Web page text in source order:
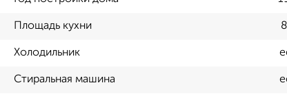
Площадь кухни
Холодильник
Стиральная машина